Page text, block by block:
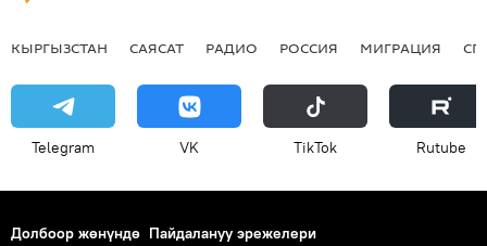
КЫРГЫЗСТАН САЯСАТ РАДИО РОССИЯ МИГРАЦИЯ
Telegram VK ТikТоk Rutube
Долбоор жөнүндө Пайдалануу эрежелери